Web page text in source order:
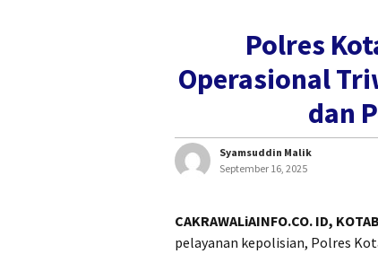
Polres
Operasional
dan
Syamsuddin Malik
September 16, 2025
CAKRAWALiAINFO.CO. ID,
pelayanan kepolisian, Polres